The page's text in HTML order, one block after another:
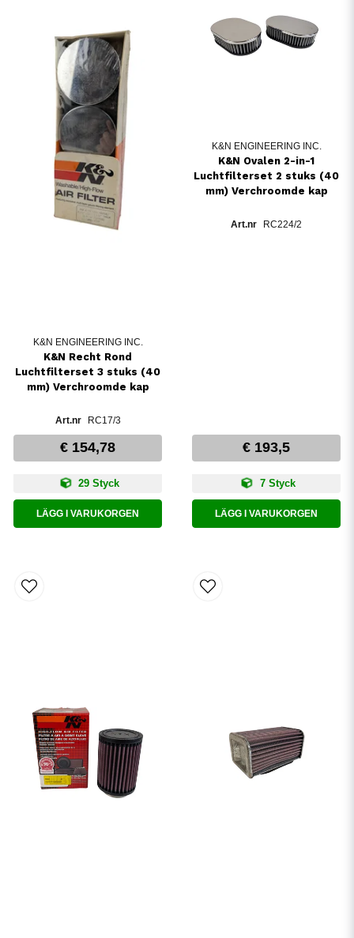
K&N ENGINEERING INC.
K&N Recht Rond
Luchtfilterset 3 stuks (40
mm) Verchroomde kap
RC17/3
€ 154,78
29 Styck
LÄGG I VARUKORGEN
K&N ENGINEERING INC.
K&N Ovalen 2-in-1
Luchtfilterset 2 stuks (40
mm) Verchroomde kap
RC224/2
€ 193,5
7 Styck
LÄGG I VARUKORGEN